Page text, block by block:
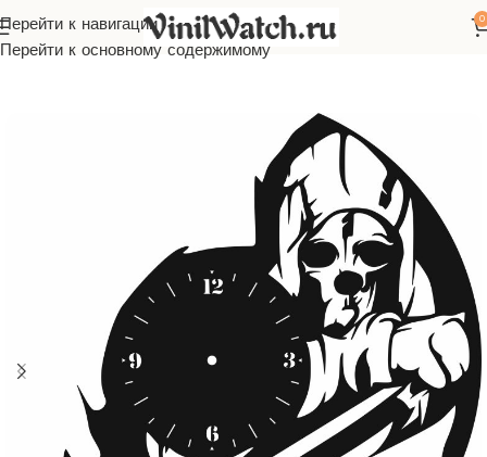
Перейти к навигации
Перейти к основному содержимому
0
Главная Часы из виниловой пластинки Компьютерные игры